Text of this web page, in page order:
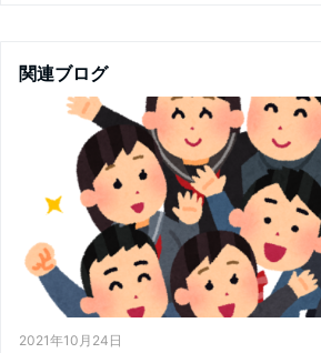
関連ブログ
2021年10月24日